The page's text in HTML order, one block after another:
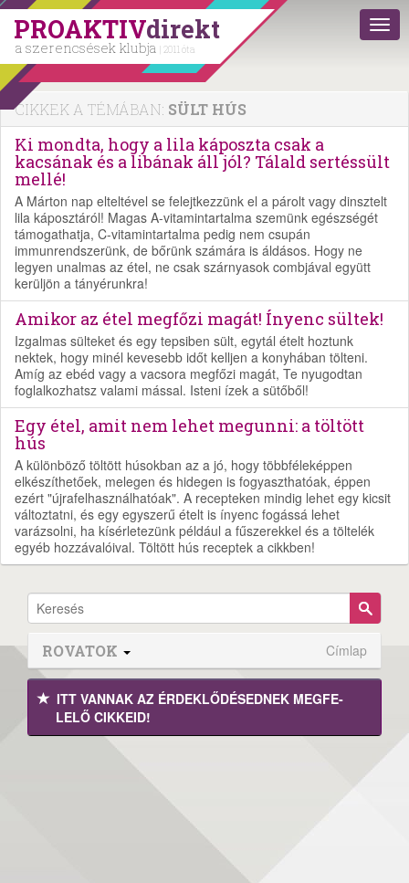
PROAKTIVdirekt
a szerencsések klubja | 2011 óta
CIKKEK A TÉMÁBAN: SÜLT HÚS
Ki mondta, hogy a lila káposzta csak a
kacsának és a libának áll jól? Tálald sertéssült
mellé!
A Márton nap elteltével se felejtkezzünk el a párolt vagy dinsztelt
lila káposztáról! Magas A-vitamintartalma szemünk egészségét
támogathatja, C-vitamintartalma pedig nem csupán
immunrendszerünk, de bőrünk számára is áldásos. Hogy ne
legyen unalmas az étel, ne csak szárnyasok combjával együtt
kerüljön a tányérunkra!
Amikor az étel megfőzi magát! Ínyenc sültek!
Izgalmas sülteket és egy tepsiben sült, egytál ételt hoztunk
nektek, hogy minél kevesebb időt kelljen a konyhában tölteni.
Amíg az ebéd vagy a vacsora megfőzi magát, Te nyugodtan
foglalkozhatsz valami mással. Isteni ízek a sütőből!
Egy étel, amit nem lehet megunni: a töltött
hús
A különböző töltött húsokban az a jó, hogy többféleképpen
elkészíthetőek, melegen és hidegen is fogyaszthatóak, éppen
ezért "újrafelhasználhatóak". A recepteken mindig lehet egy kicsit
változtatni, és egy egyszerű ételt is ínyenc fogássá lehet
varázsolni, ha kísérletezünk például a fűszerekkel és a töltelék
egyéb hozzávalóival. Töltött hús receptek a cikkben!
ROVATOK Címlap
ITT VANNAK AZ ÉRDEK­LŐDÉ­SEDNEK MEGFE­
LELŐ CIKKEID!